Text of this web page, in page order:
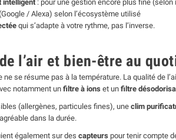
intelligent : pour une gestion encore plus fine
/ Alexa) selon l’écosystème utilisé
qui s’adapte à votre rythme, pas l’inverse.
l’air et bien-être au
ne se résume pas à la température. La qualité de
notamment unfiltre à ions et un filtre
(allergènes, particules fines), uneclim
dans la durée.
également sur des capteurs pour tenir compte